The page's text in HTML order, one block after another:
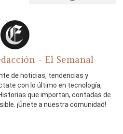
- El Semanal
de noticias, tendencias y
con lo último en tecnología,
que importan, contadas de
¡Únete a nuestra comunidad!